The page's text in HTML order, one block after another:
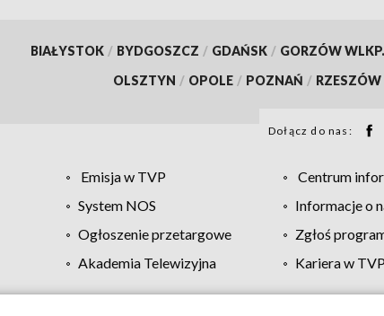
BIAŁYSTOK / BYDGOSZCZ / GDAŃSK / GORZÓW WLKP.
OLSZTYN / OPOLE / POZNAŃ / RZESZÓW
Dołącz do nas:
Emisja w TVP Centrum
System NOS Informacje o
Ogłoszenie przetargowe Zgłoś
Akademia Telewizyjna Kariera w TVP